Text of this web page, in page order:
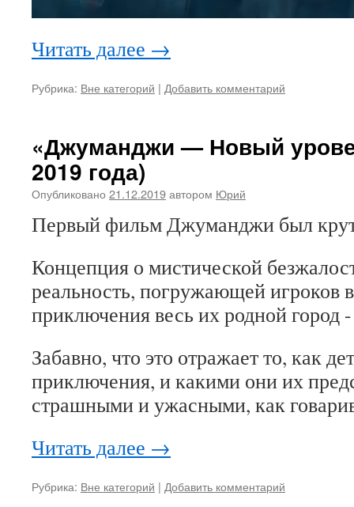
Читать далее →
Рубрика: Вне категорий | Добавить комментарий
«Джуманджи — Новый
2019 года)
Опубликовано 21.12.2019автором Юрий
Первый фильм Джуманджи был
Концепция о мистической
реальность, погружающей игроков
приключения весь их родной город
Забавно, что это отражает то, как
приключения, и какими они их
страшными и ужасными, как
Читать далее →
Рубрика: Вне категорий | Добавить комментарий